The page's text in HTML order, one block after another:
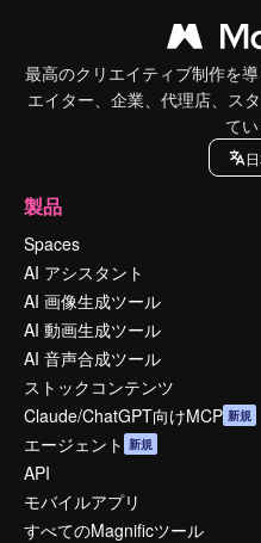
最高のクリエイティブ制作を
エイター、企業、代理店、ス
てい
製品
Spaces
AI アシスタント
AI 画像生成ツール
AI 動画生成ツール
AI 音声合成ツール
ストックコンテンツ
Claude/ChatGPT向けMCP 新規
エージェント 新規
API
モバイルアプリ
すべてのMagnificツール